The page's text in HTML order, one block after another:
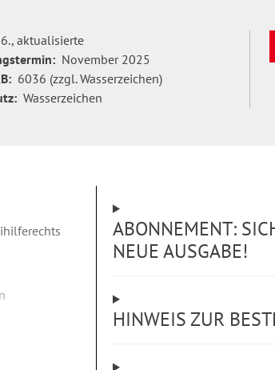
aktualisierte
November 2025
6036 (zzgl. Wasserzeichen)
Wasserzeichen
ABONNEMENT:
NEUE AUSGABE!
HINWEIS ZUR